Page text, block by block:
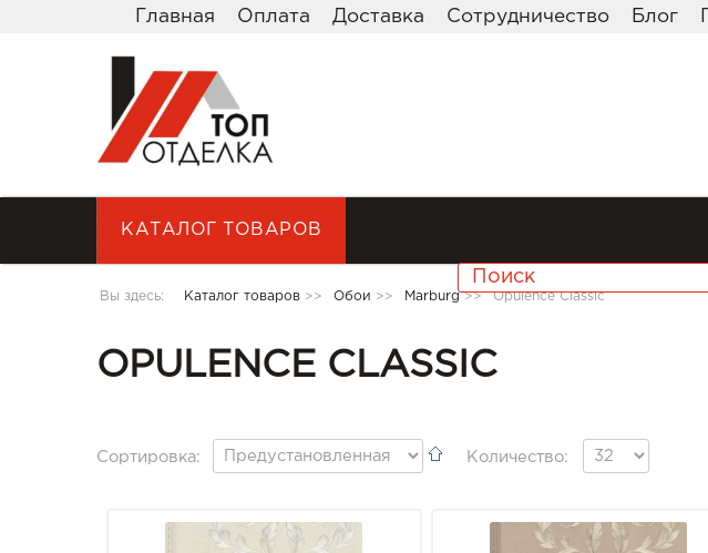
Главная Оплата Доставка Сотрудничество Блог
КАТАЛОГ ТОВАРОВ
Вы здесь: Каталог товаров >> Обои >> Marburg >> Opulence Classic
OPULENCE CLASSIC
Сортировка: Количество: